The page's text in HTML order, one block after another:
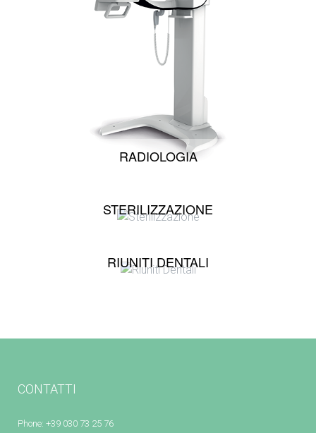
RADIOLOGIA
STERILIZZAZIONE
RIUNITI DENTALI
CONTATTI
Phone: +39 030 73 25 76